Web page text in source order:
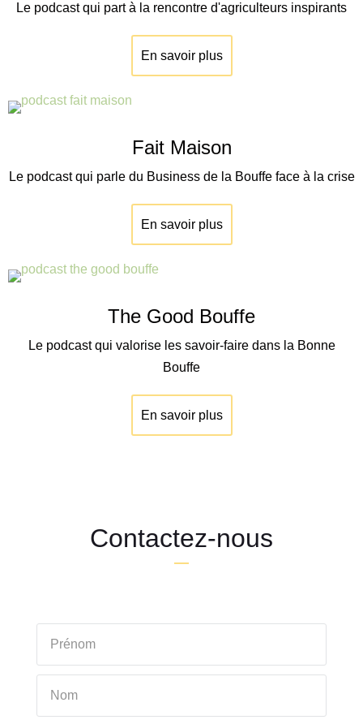
Le podcast qui part à la rencontre d'agriculteurs inspirants
En savoir plus
Fait Maison
Le podcast qui parle du Business de la Bouffe face à la crise
En savoir plus
The Good Bouffe
Le podcast qui valorise les savoir-faire dans la Bonne
Bouffe
En savoir plus
Contactez-nous